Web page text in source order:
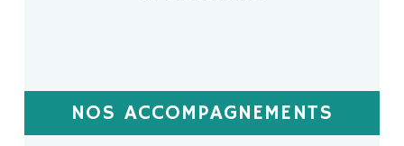
NOS ACCOMPAGNEMENTS